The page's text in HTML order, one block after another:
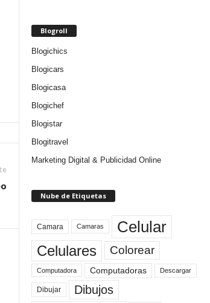
Blogroll
Blogichics
Blogicars
Blogicasa
Blogichef
Blogistar
Blogitravel
Marketing Digital & Publicidad Online
Nube de Etiquetas
Camara Camaras Celular
Celulares Colorear
Computadora Computadoras Descargar
Dibujar Dibujos